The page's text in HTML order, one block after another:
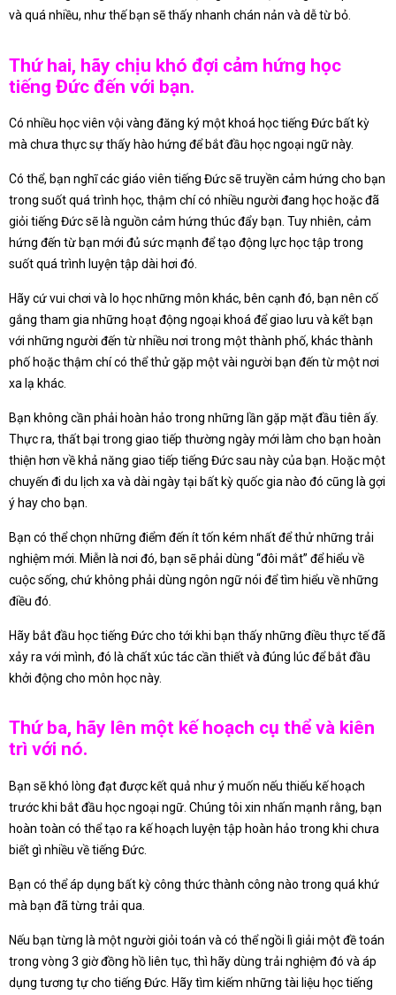
và quá nhiều, như thế bạn sẽ thấy nhanh chán nản và dễ từ bỏ.
Thứ hai, hãy chịu khó đợi cảm hứng học
tiếng Đức đến với bạn.
Có nhiều học viên vội vàng đăng ký một khoá học tiếng Đức bất kỳ
mà chưa thực sự thấy hào hứng để bắt đầu học ngoại ngữ này.
Có thể, bạn nghĩ các giáo viên tiếng Đức sẽ truyền cảm hứng cho bạn
trong suốt quá trình học, thậm chí có nhiều người đang học hoặc đã
giỏi tiếng Đức sẽ là nguồn cảm hứng thúc đẩy bạn. Tuy nhiên, cảm
hứng đến từ bạn mới đủ sức mạnh để tạo động lực học tập trong
suốt quá trình luyện tập dài hơi đó.
Hãy cứ vui chơi và lo học những môn khác, bên cạnh đó, bạn nên cố
gắng tham gia những hoạt động ngoại khoá để giao lưu và kết bạn
với những người đến từ nhiều nơi trong một thành phố, khác thành
phố hoặc thậm chí có thể thử gặp một vài người bạn đến từ một nơi
xa lạ khác.
Bạn không cần phải hoàn hảo trong những lần gặp mặt đầu tiên ấy.
Thực ra, thất bại trong giao tiếp thường ngày mới làm cho bạn hoàn
thiện hơn về khả năng giao tiếp tiếng Đức sau này của bạn. Hoặc một
chuyến đi du lịch xa và dài ngày tại bất kỳ quốc gia nào đó cũng là gợi
ý hay cho bạn.
Bạn có thể chọn những điểm đến ít tốn kém nhất để thử những trải
nghiệm mới. Miễn là nơi đó, bạn sẽ phải dùng “đôi mắt” để hiểu về
cuộc sống, chứ không phải dùng ngôn ngữ nói để tìm hiểu về những
điều đó.
Hãy bắt đầu học tiếng Đức cho tới khi bạn thấy những điều thực tế đã
xảy ra với mình, đó là chất xúc tác cần thiết và đúng lúc để bắt đầu
khởi động cho môn học này.
Thứ ba, hãy lên một kế hoạch cụ thể và kiên
trì với nó.
Bạn sẽ khó lòng đạt được kết quả như ý muốn nếu thiếu kế hoạch
trước khi bắt đầu học ngoại ngữ. Chúng tôi xin nhấn mạnh rằng, bạn
hoàn toàn có thể tạo ra kế hoạch luyện tập hoàn hảo trong khi chưa
biết gì nhiều về tiếng Đức.
Bạn có thể áp dụng bất kỳ công thức thành công nào trong quá khứ
mà bạn đã từng trải qua.
Nếu bạn từng là một người giỏi toán và có thể ngồi lì giải một đề toán
trong vòng 3 giờ đồng hồ liên tục, thì hãy dùng trải nghiệm đó và áp
dụng tương tự cho tiếng Đức. Hãy tìm kiếm những tài liệu học tiếng